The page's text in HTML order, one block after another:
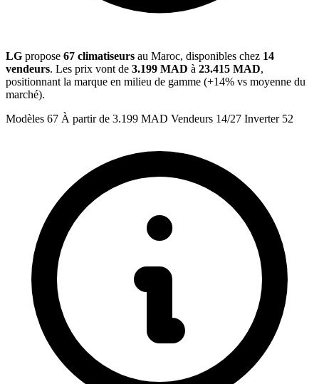
LG propose 67 climatiseurs au Maroc, disponibles chez 14
vendeurs. Les prix vont de 3.199 MAD à 23.415 MAD,
positionnant la marque en milieu de gamme (+14% vs moyenne du
marché).
Modèles 67 À partir de 3.199 MAD Vendeurs 14/27 Inverter 52